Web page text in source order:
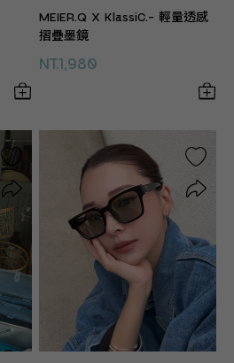
MEIER.Q X KlassiC.- 輕量透感
摺疊墨鏡
NT.1,980